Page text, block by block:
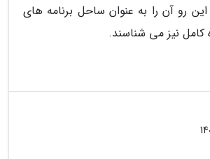
این رو آن را به عنوان ساحل برنامه های
نیز می شناسند.